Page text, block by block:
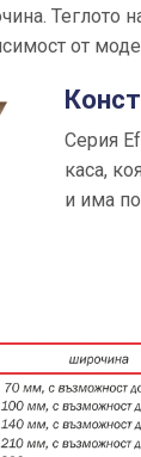
Теглото
от
Серия
каса,
и има